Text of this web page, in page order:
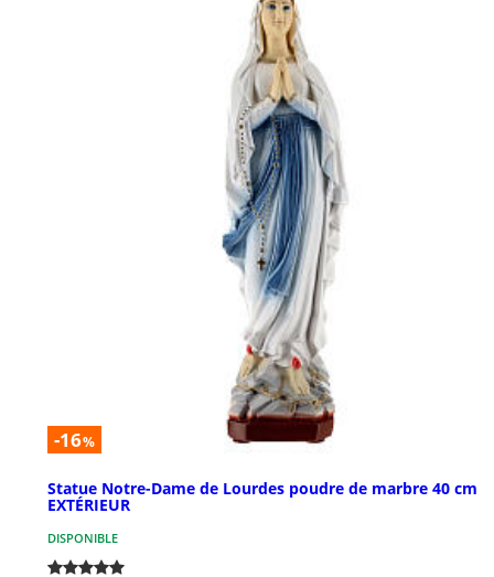
-16%
Statue Notre-Dame de Lourdes poudre de marbre 40 cm
EXTÉRIEUR
DISPONIBLE